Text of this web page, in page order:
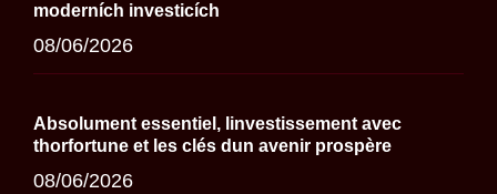
moderních investicích
08/06/2026
Absolument essentiel, linvestissement avec
thorfortune et les clés dun avenir prospère
08/06/2026